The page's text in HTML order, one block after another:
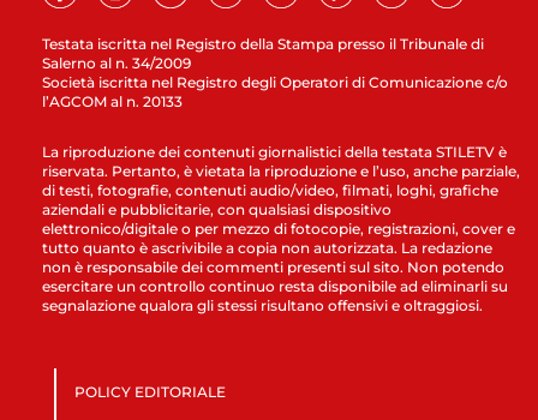
Testata iscritta nel Registro della Stampa presso il Tribunale di
Salerno al n. 34/2009
Società iscritta nel Registro degli Operatori di Comunicazione c/o
l’AGCOM al n. 20133
La riproduzione dei contenuti giornalistici della testata STILETV è
riservata. Pertanto, è vietata la riproduzione e l’uso, anche parziale,
di testi, fotografie, contenuti audio/video, filmati, loghi, grafiche
aziendali e pubblicitarie, con qualsiasi dispositivo
elettronico/digitale o per mezzo di fotocopie, registrazioni, cover e
tutto quanto è ascrivibile a copia non autorizzata. La redazione
non è responsabile dei commenti presenti sul sito. Non potendo
esercitare un controllo continuo resta disponibile ad eliminarli su
segnalazione qualora gli stessi risultano offensivi e oltraggiosi.
POLICY EDITORIALE